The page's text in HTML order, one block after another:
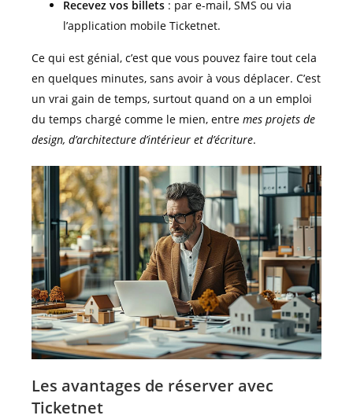
Recevez vos billets : par e-mail, SMS ou via
l’application mobile Ticketnet.
Ce qui est génial, c’est que vous pouvez faire tout cela
en quelques minutes, sans avoir à vous déplacer. C’est
un vrai gain de temps, surtout quand on a un emploi
du temps chargé comme le mien, entre mes projets de
design, d’architecture d’intérieur et d’écriture.
Les avantages de réserver avec
Ticketnet